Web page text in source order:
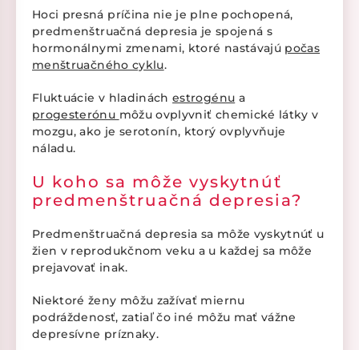
Hoci presná príčina nie je plne pochopená,
predmenštruačná depresia je spojená s
hormonálnymi zmenami, ktoré nastávajú počas
menštruačného cyklu.
Fluktuácie v hladináchestrogénu a
progesterónu môžu ovplyvniť chemické látky v
mozgu, ako je serotonín, ktorý ovplyvňuje
náladu.
U koho sa môže vyskytnúť
predmenštruačná depresia?
Predmenštruačná depresia sa môže vyskytnúť u
žien v reprodukčnom veku a u každej sa môže
prejavovať inak.
Niektoré ženy môžu zažívať miernu
podráždenosť, zatiaľ čo iné môžu mať vážne
depresívne príznaky.